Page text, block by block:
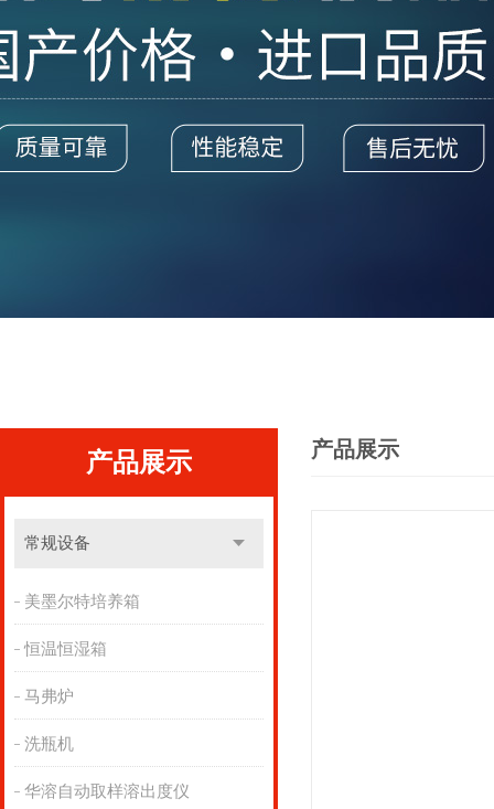
产品展示
常规设备
美墨尔特培养箱
恒温恒湿箱
马弗炉
洗瓶机
华溶自动取样溶出度仪
产品展示